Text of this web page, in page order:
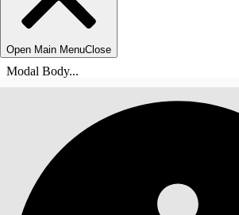
Open Main MenuClose
Modal Body...